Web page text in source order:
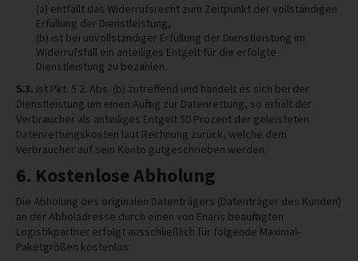
(a) entfällt das Widerrufsrecht zum Zeitpunkt der vollständigen
Erfüllung der Dienstleistung,
(b) ist bei unvollständiger Erfüllung der Dienstleistung im
Widerrufsfall ein anteiliges Entgelt für die erfolgte
Dienstleistung zu bezahlen.
5.3. Ist Pkt. 5.2. Abs. (b) zutreffend und handelt es sich bei der
Dienstleistung um einen Auftrag zur Datenrettung, so erhält der
Verbraucher als anteiliges Entgelt 50 Prozent der geleisteten
Datenrettungskosten laut Rechnung zurück, welche dem
Verbraucher auf sein Konto gutgeschrieben werden.
6. Kostenlose Abholung
Die Abholung des originalen Datenträgers (Datenträger des Kunden)
an der Abholadresse durch einen von Enaris beauftragten
Logistikpartner erfolgt ausschließlich für folgende Maximal-
Paketgrößen kostenlos: